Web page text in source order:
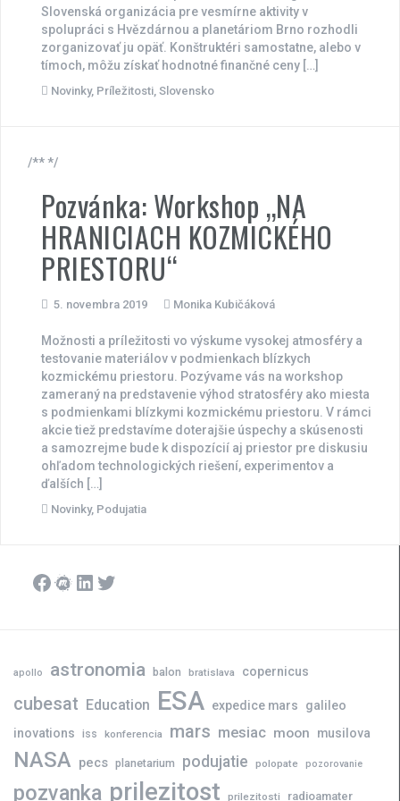
Slovenská organizácia pre vesmírne aktivity v
spolupráci s Hvězdárnou a planetáriom Brno rozhodli
zorganizovať ju opäť. Konštruktéri samostatne, alebo v
tímoch, môžu získať hodnotné finančné ceny […]
Novinky, Príležitosti, Slovensko
/** */
Pozvánka: Workshop „NA
HRANICIACH KOZMICKÉHO
PRIESTORU“
5. novembra 2019 Monika Kubičáková
Možnosti a príležitosti vo výskume vysokej atmosféry a
testovanie materiálov v podmienkach blízkych
kozmickému priestoru. Pozývame vás na workshop
zameraný na predstavenie výhod stratosféry ako miesta
s podmienkami blízkymi kozmickému priestoru. V rámci
akcie tiež predstavíme doterajšie úspechy a skúsenosti
a samozrejme bude k dispozícií aj priestor pre diskusiu
ohľadom technologických riešení, experimentov a
ďalších […]
Novinky, Podujatia
Facebook
Meetup
LinkedIn
Twitter
apollo astronomia balon bratislava copernicus
cubesat Education ESA expedice mars
galileo
inovations iss konferencia mars mesiac moon musilova
NASA pecs planetarium podujatie polopate pozorovanie
pozvanka prilezitost prilezitosti radioamater